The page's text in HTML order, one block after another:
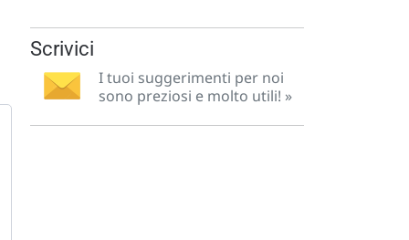
Scrivici
I tuoi suggerimenti per noi
sono preziosi e molto utili! »